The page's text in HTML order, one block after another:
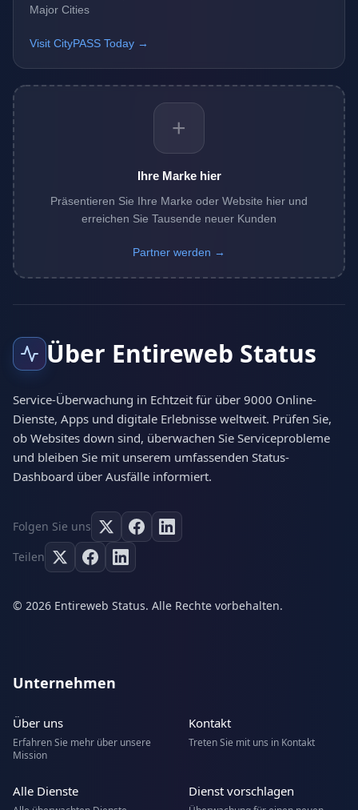
Major Cities
Visit CityPASS Today →
+
Ihre Marke hier
Präsentieren Sie Ihre Marke oder Website hier und
erreichen Sie Tausende neuer Kunden
Partner werden →
Über Entireweb Status
Service-Überwachung in Echtzeit für über 9000 Online-
Dienste, Apps und digitale Erlebnisse weltweit. Prüfen Sie,
ob Websites down sind, überwachen Sie Serviceprobleme
und bleiben Sie mit unserem umfassenden Status-
Dashboard über Ausfälle informiert.
Folgen Sie uns
Teilen
© 2026 Entireweb Status. Alle Rechte vorbehalten.
Unternehmen
Über uns
Erfahren Sie mehr über unsere
Mission
Kontakt
Treten Sie mit uns in Kontakt
Alle Dienste Dienst vorschlagen